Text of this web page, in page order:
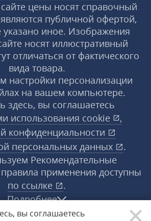
вы соглашаетесь
цены носят справочный
публичной офертой,
указано иное. Изображения
носят иллюстративный
отличаться от фактического
вида товара.
настройки персонализации
на вашем компьютере.
здесь, вы соглашаетесь
использования cookie
,
конфиденциальности
персональных данных
.
Рекомендательные
правила применения доступны
по ссылке
.
Подробнее